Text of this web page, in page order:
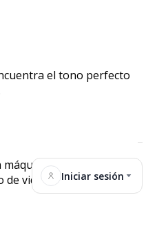
Iniciar sesión
el tono perfecto
y de secado
de vida activo.